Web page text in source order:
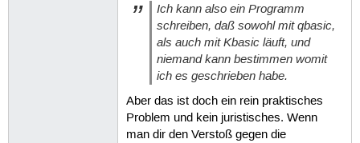
Ich kann also ein Programm
schreiben, daß sowohl mit qbasic,
als auch mit Kbasic läuft, und
niemand kann bestimmen womit
ich es geschrieben habe.
Aber das ist doch ein rein praktisches
Problem und kein juristisches. Wenn
man dir den Verstoß gegen die